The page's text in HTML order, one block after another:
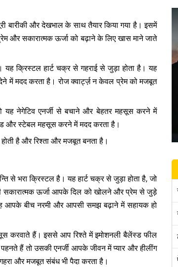
बारीकी और देखभाल के साथ तैयार किया गया है। इसमें
और सकारात्मक ऊर्जा को बढ़ाने के लिए खास माने जाते
क्रिस्टल हार्ट चक्र से गहराई से जुड़ा होता है। यह
में मदद करता है। रोज क्वार्ट्ज़ न केवल प्रेम को मजबूत
नेगेटिव एनर्जी से बचाने और बेहतर महसूस करने में
और स्टेबल महसूस करने में मदद करता है।
है और रिश्ता और मजबूत बनता है।
से भरा क्रिस्टल है। यह हार्ट चक्र से जुड़ा होता है, जो
सकारात्मक ऊर्जा आपके दिल को खोलने और प्रेम से जुड़े
आपके बीच नरमी और आपसी समझ बढ़ाने में सहायक हो
करवाते हैं। इससे आप रिश्ते में इमोशनली बैलेंस्ड फील
हैं तो उसकी एनर्जी आपके जीवन में प्यार और हीलींग
और मजबूत संबंध भी पैदा करता है।